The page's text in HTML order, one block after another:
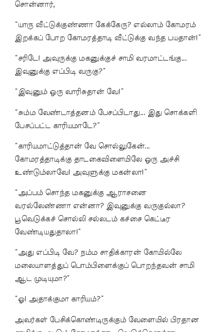
சொன்னார்,
“யாரு வீட்டுக்குண்ணா கேக்கேரு? எல்லாம் கோமரம்
இறக்கப் போற கோமரத்தாடி வீட்டுக்கு வந்த பயதான்!”
“சரிடே! அவுருக்கு மகனுக்குச் சாமி வரமாட்டங்கு...
இவுனுக்கு எப்பிடி வருகு?”
“இவுனும் ஒரு வாரிசுதான் வே!”
“சும்ம வேண்டாத்தனம் பேசப்பிடாது... இது சொக்களி
பேசப்பட்ட காரியமாடே?”
“காரியமாட்டுத்தான் வே சொல்லுகேன்...
கோமரத்தாடிக்கு தாடகைவிளையிலே ஒரு அச்சி
உண்டும்லாவே! அவுளுக்கு மகன்லா!”
“அப்பம் சொந்த மகனுக்கு ஆராசனை
வரல்லேண்ணா என்னா? இவுனுக்கு வருகுல்லா?
பூவெடுக்கச் சொல்லி சல்லடம் கச்சை கெட்டீர
வேண்டியதுதாலா!”
“அது எப்பிடி வே? நம்ம சாதிக்காரன் கோயில்லே
மலையாளத்துப் பொம்பிளைக்குப் பொறந்தவன் சாமி
ஆட முடியுமா?”
“ஓ! அதாக்குமா காரியம்?”
அவர்கள் பேசிக்கொண்டிருக்கும் வேளையில் பிரதான